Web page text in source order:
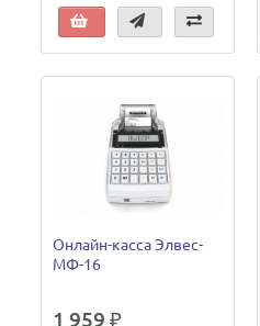
Онлайн-касса Элвес-
МФ-16
1 959 ₽